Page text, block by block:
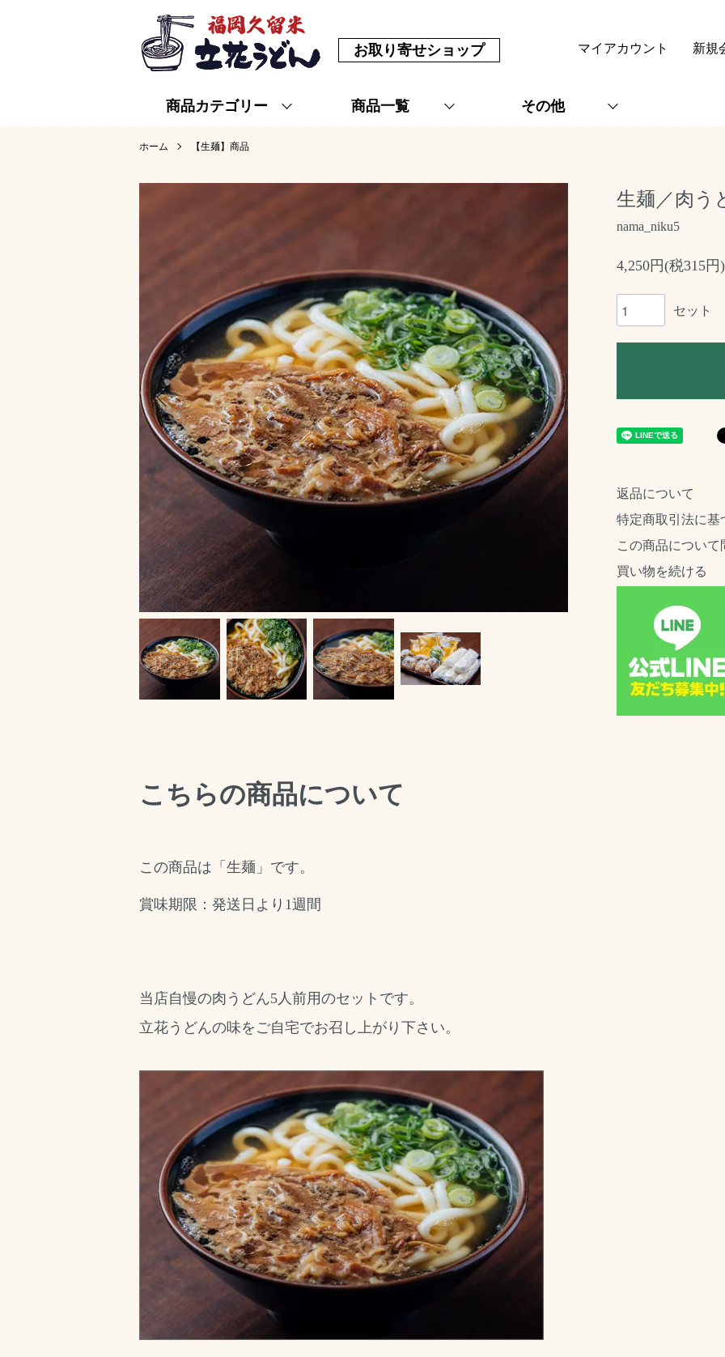
お取り寄せショップ
商品カテゴリー 商品一覧 その他
マイアカウント 新規
ホーム 【生麺】商品
生麺／肉う
nama_niku5
4,250円(税315円)
セット
返品について
特定商取引法に基
この商品について
買い物を続ける
こちらの商品について
この商品は「生麺」です。
賞味期限：発送日より1週間
当店自慢の肉うどん5人前用のセットです。
立花うどんの味をご自宅でお召し上がり下さい。